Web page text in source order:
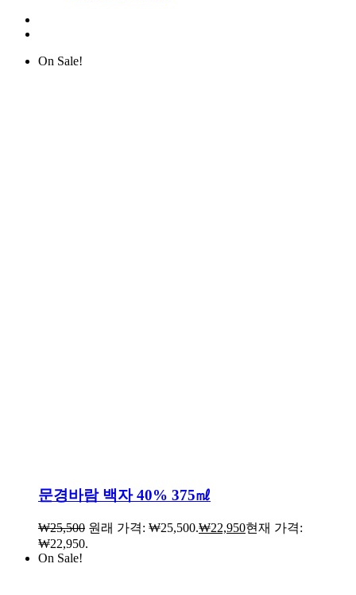
On Sale!
문경바람 백자 40% 375㎖
₩25,500 원래 가격: ₩25,500.₩22,950현재 가격:
₩22,950.
On Sale!